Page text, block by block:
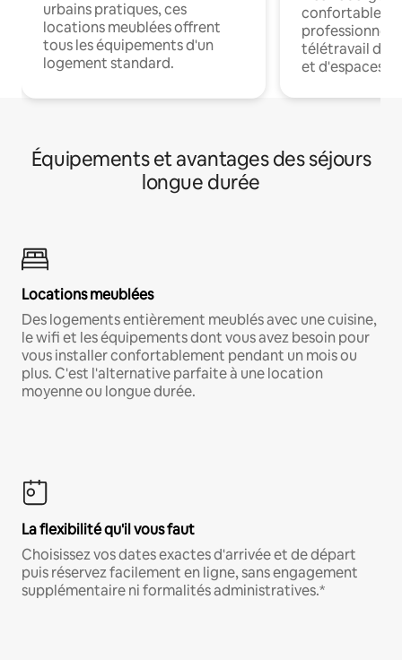
urbains pratiques, ces
locations meublées offrent
tous les équipements d'un
logement standard.
confortables
professionnels
télétravail
et d'espaces
Équipements et avantages des séjours
longue durée
Locations meublées
Des logements entièrement meublés avec une cuisine,
le wifi et les équipements dont vous avez besoin pour
vous installer confortablement pendant un mois ou
plus. C'est l'alternative parfaite à une location
moyenne ou longue durée.
La flexibilité qu'il vous faut
Choisissez vos dates exactes d'arrivée et de départ
puis réservez facilement en ligne, sans engagement
supplémentaire ni formalités administratives.*